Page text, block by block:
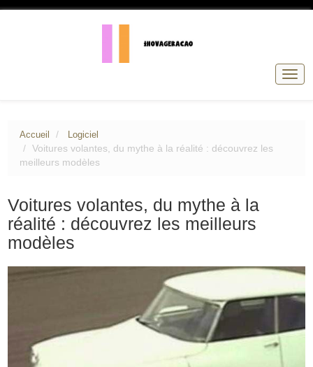
Accueil Logiciel
Voitures volantes, du mythe à la réalité : découvrez les
meilleurs modèles
Voitures volantes, du mythe à la
réalité : découvrez les meilleurs
modèles